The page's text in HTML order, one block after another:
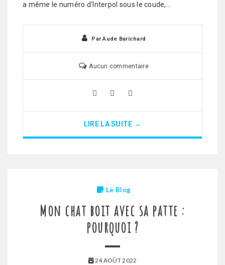
a même le numéro d’Interpol sous le coude,…
ParAude Barichard
Aucun commentaire
LIRE LA SUITE →
Le Blog
Mon chat boit avec sa patte :
pourquoi ?
24 AOÛT 2022